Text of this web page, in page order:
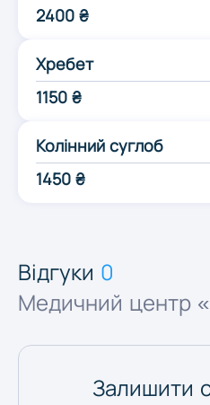
Полтава
Рівне
Тернопіль
Харків
2400 ₴
Хребет
1150 ₴
Колінний суглоб
1450 ₴
Відгуки 0
Медичний центр
Залишити